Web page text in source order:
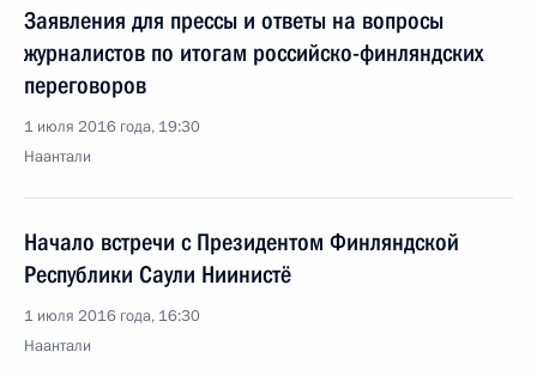
Заявления для прессы и ответы на вопросы
журналистов по итогам российско-финляндских
переговоров
1 июля 2016 года, 19:30
Наантали
Начало встречи с Президентом Финляндской
Республики Саули Ниинистё
1 июля 2016 года, 16:30
Наантали